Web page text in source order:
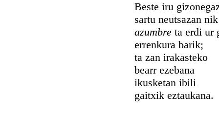
Beste iru
sartu neutsazan nik
azumbre ta erdi ur
errenkura barik;
ta zan irakasteko
bearr ezebana
ikusketan ibili
gaitxik eztaukana.